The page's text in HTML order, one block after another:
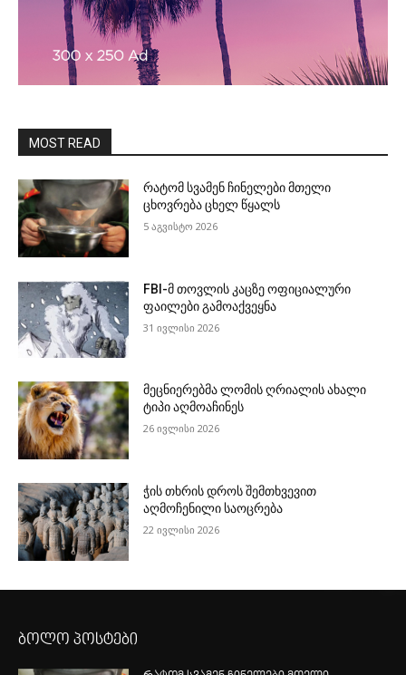
MOST READ
რატომ სვამენ ჩინელები მთელი
ცხოვრება ცხელ წყალს
5 აგვისტო 2026
FBI-მ თოვლის კაცზე ოფიციალური
ფაილები გამოაქვეყნა
31 ივლისი 2026
მეცნიერებმა ლომის ღრიალის ახალი
ტიპი აღმოაჩინეს
26 ივლისი 2026
ჭის თხრის დროს შემთხვევით
აღმოჩენილი საოცრება
22 ივლისი 2026
ბოლო პოსტები